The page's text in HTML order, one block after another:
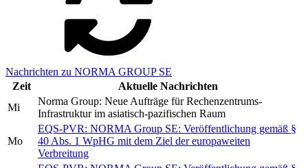
Nachrichten zu NORMA GROUP SE
Zeit
Aktuelle Nachrichten
Mi
Norma Group: Neue Aufträge für Rechenzentrums-
Infrastruktur im asiatisch-pazifischen Raum
Mo
EQS-PVR: NORMA Group SE: Veröffentlichung gemäß §
40 Abs. 1 WpHG mit dem Ziel der europaweiten
Verbreitung